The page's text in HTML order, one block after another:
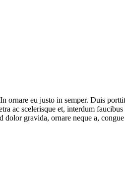
eu justo in semper. Duis
ac scelerisque et, interdum
gravida, ornare neque a,